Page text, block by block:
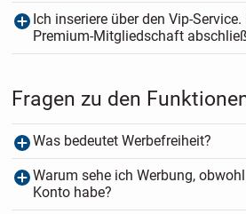
Ich inseriere über den Vip-
Premium-Mitgliedschaft
Fragen zu den
Was bedeutet Werbefreiheit?
Warum sehe ich Werbung,
Konto habe?